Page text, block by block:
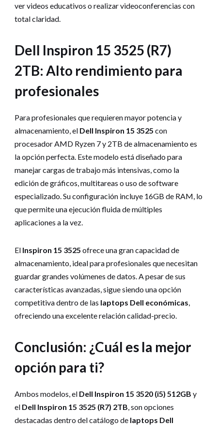
ver videos educativos o realizar videoconferencias con
total claridad.
Dell Inspiron 15 3525 (R7)
2TB: Alto rendimiento para
profesionales
Para profesionales que requieren mayor potencia y
almacenamiento, el Dell Inspiron 15 3525 con
procesador AMD Ryzen 7 y 2TB de almacenamiento es
la opción perfecta. Este modelo está diseñado para
manejar cargas de trabajo más intensivas, como la
edición de gráficos, multitareas o uso de software
especializado. Su configuración incluye 16GB de RAM, lo
que permite una ejecución fluida de múltiples
aplicaciones a la vez.
El Inspiron 15 3525 ofrece una gran capacidad de
almacenamiento, ideal para profesionales que necesitan
guardar grandes volúmenes de datos. A pesar de sus
características avanzadas, sigue siendo una opción
competitiva dentro de las laptops Dell económicas,
ofreciendo una excelente relación calidad-precio.
Conclusión: ¿Cuál es la mejor
opción para ti?
Ambos modelos, el Dell Inspiron 15 3520 (i5) 512GB y
el Dell Inspiron 15 3525 (R7) 2TB, son opciones
destacadas dentro del catálogo de laptops Dell